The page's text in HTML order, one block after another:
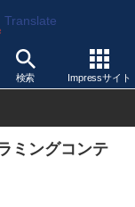
Translate
検索 Impressサイト
ミングコンテ